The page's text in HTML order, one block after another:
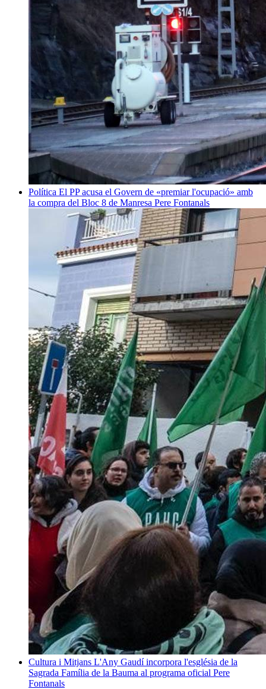
Política El PP acusa el Govern de «premiar l'ocupació» amb
la compra del Bloc 8 de Manresa Pere Fontanals
Cultura i Mitjans L'Any Gaudí incorpora l'església de la
Sagrada Família de la Bauma al programa oficial Pere
Fontanals